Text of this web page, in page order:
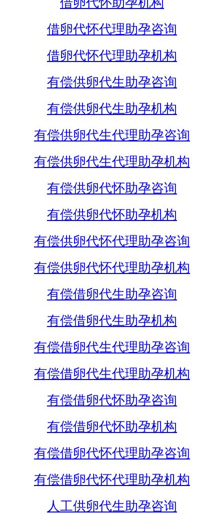
借卵代怀代理助孕咨询
借卵代怀代理助孕机构
有偿供卵代生助孕咨询
有偿供卵代生助孕机构
有偿供卵代生代理助孕咨询
有偿供卵代生代理助孕机构
有偿供卵代怀助孕咨询
有偿供卵代怀助孕机构
有偿供卵代怀代理助孕咨询
有偿供卵代怀代理助孕机构
有偿借卵代生助孕咨询
有偿借卵代生助孕机构
有偿借卵代生代理助孕咨询
有偿借卵代生代理助孕机构
有偿借卵代怀助孕咨询
有偿借卵代怀助孕机构
有偿借卵代怀代理助孕咨询
有偿借卵代怀代理助孕机构
人工供卵代生助孕咨询